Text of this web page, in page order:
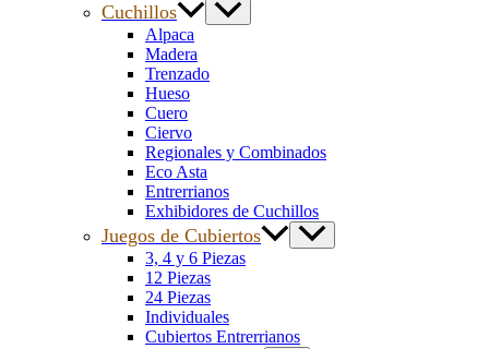
Cuchillos
Alpaca
Madera
Trenzado
Hueso
Cuero
Ciervo
Regionales y Combinados
Eco Asta
Entrerrianos
Exhibidores de Cuchillos
Juegos de Cubiertos
3, 4 y 6 Piezas
12 Piezas
24 Piezas
Individuales
Cubiertos Entrerrianos